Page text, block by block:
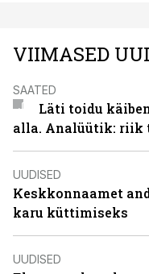
VIIMASED
SAATED
Läti toidu
alla. Analüütik: riik
UUDISED
Keskkonnaamet
karu küttimiseks
UUDISED